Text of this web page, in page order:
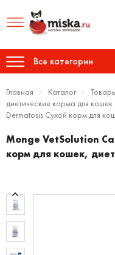
Все категории
Главная Каталог
диетические корма для кошек
Dermatosis Сухой корм для
Monge VetSolution
корм для кошек,